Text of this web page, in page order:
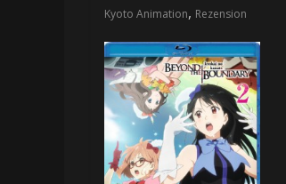
Kyoto Animation, Rezension